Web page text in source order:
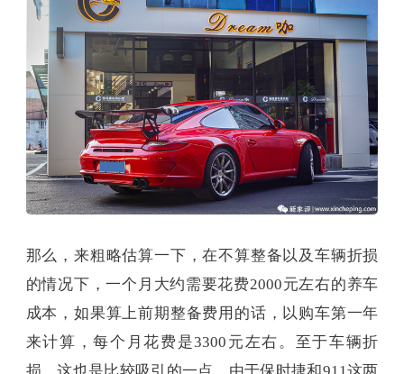
那么，来粗略估算一下，在不算整备以及车辆折损
的情况下，一个月大约需要花费2000元左右的养车
成本，如果算上前期整备费用的话，以购车第一年
来计算，每个月花费是3300元左右。至于车辆折